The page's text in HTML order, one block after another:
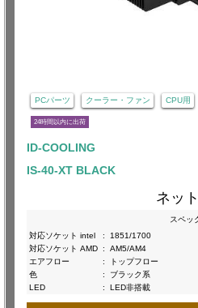
PCパーツ クーラー・ファン CPU用
24時間以内に出荷
ID-COOLING
IS-40-XT BLACK
ネッ
スペッ
対応ソケット intel
:
1851/1700
対応ソケット AMD :
AM5/AM4
エアフロー
:
トップフロー
色
:
ブラック系
LED
: LED非搭載